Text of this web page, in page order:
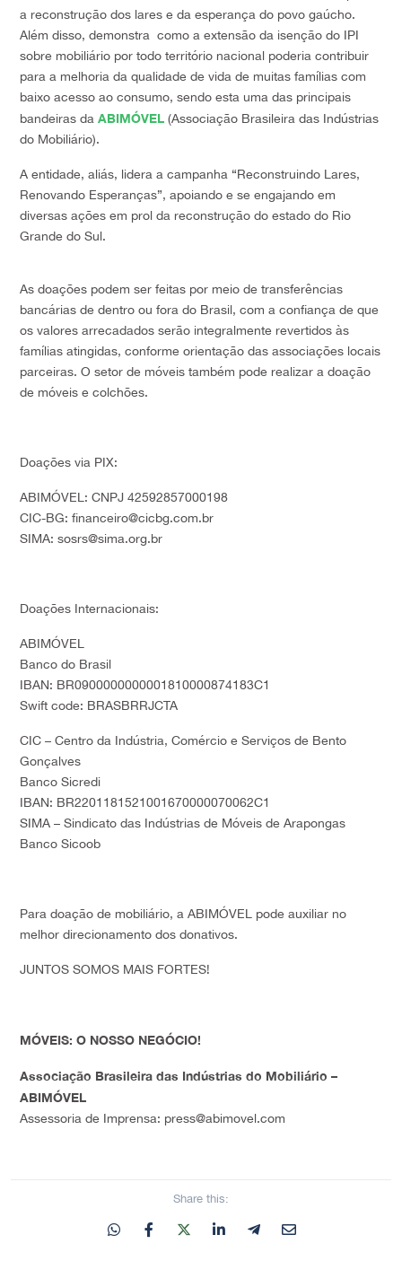
a reconstrução dos lares e da esperança do povo gaúcho.
Além disso, demonstra como a extensão da isenção do IPI
sobre mobiliário por todo território nacional poderia contribuir
para a melhoria da qualidade de vida de muitas famílias com
baixo acesso ao consumo, sendo esta uma das principais
bandeiras da ABIMÓVEL (Associação Brasileira das Indústrias
do Mobiliário).
A entidade, aliás, lidera a campanha “Reconstruindo Lares,
Renovando Esperanças”, apoiando e se engajando em
diversas ações em prol da reconstrução do estado do Rio
Grande do Sul.
As doações podem ser feitas por meio de transferências
bancárias de dentro ou fora do Brasil, com a confiança de que
os valores arrecadados serão integralmente revertidos às
famílias atingidas, conforme orientação das associações locais
parceiras. O setor de móveis também pode realizar a doação
de móveis e colchões.
Doações via PIX:
ABIMÓVEL: CNPJ 42592857000198
CIC-BG: financeiro@cicbg.com.br
SIMA: sosrs@sima.org.br
Doações Internacionais:
ABIMÓVEL
Banco do Brasil
IBAN: BR0900000000001810000874183C1
Swift code: BRASBRRJCTA
CIC – Centro da Indústria, Comércio e Serviços de Bento
Gonçalves
Banco Sicredi
IBAN: BR2201181521001670000070062C1
SIMA – Sindicato das Indústrias de Móveis de Arapongas
Banco Sicoob
Para doação de mobiliário, a ABIMÓVEL pode auxiliar no
melhor direcionamento dos donativos.
JUNTOS SOMOS MAIS FORTES!
MÓVEIS: O NOSSO NEGÓCIO!
Associação Brasileira das Indústrias do Mobiliário –
ABIMÓVEL
Assessoria de Imprensa: press@abimovel.com
Share this: